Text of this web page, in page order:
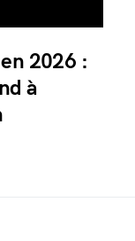
2026 :
à